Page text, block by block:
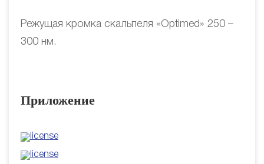
Режущая кромка скальпеля «Optimed» 250 –
300 нм.
Приложение